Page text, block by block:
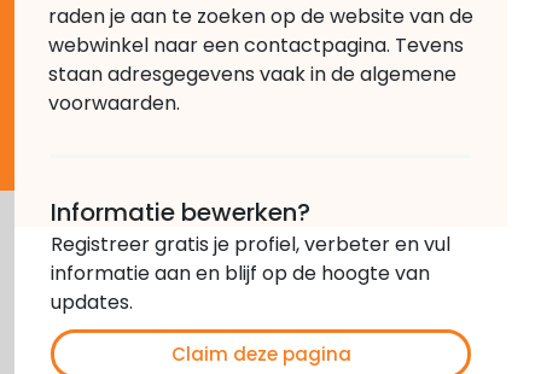
raden je aan te zoeken op de website van de
webwinkel naar een contactpagina. Tevens
staan adresgegevens vaak in de algemene
voorwaarden.
Informatie bewerken?
Registreer gratis je profiel, verbeter en vul
informatie aan en blijf op de hoogte van
updates.
Claim deze pagina